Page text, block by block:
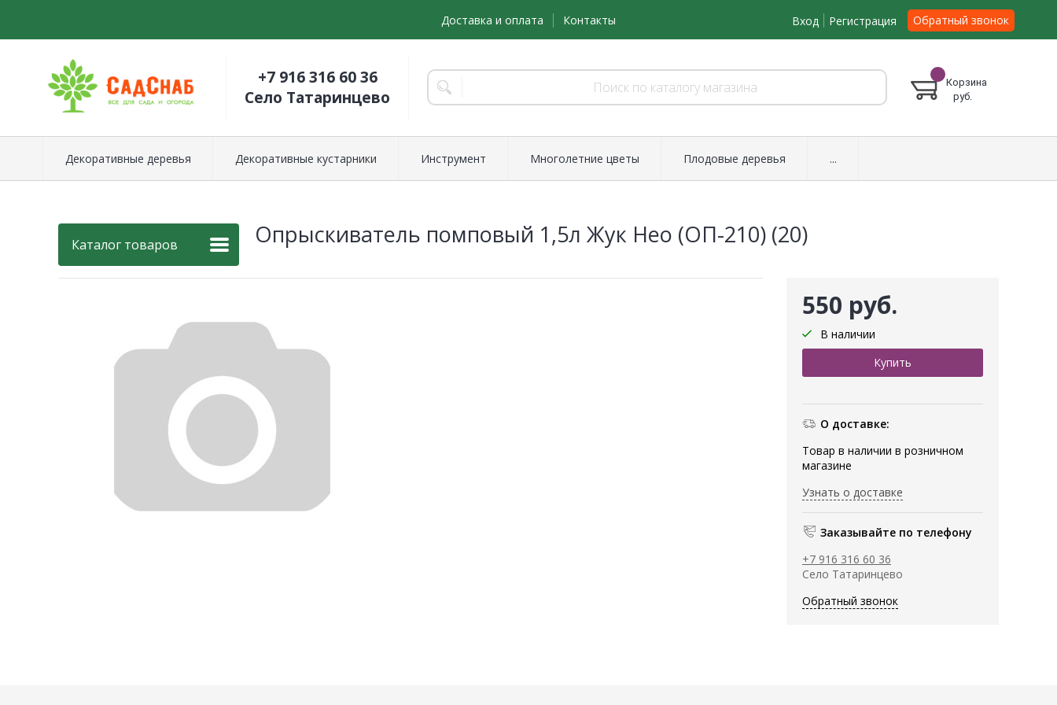
Доставка и оплата Контакты Вход Регистрация Обратный звонок
+7 916 316 60 36
Село Татаринцево
Корзина
руб.
Декоративные деревья Декоративные кустарники Инструмент Многолетние цветы Плодовые деревья ...
Каталог товаров Опрыскиватель помповый 1,5л Жук Нео (ОП-210) (20)
550 руб.
В наличии
О доставке:
Товар в наличии в розничном
магазине
Узнать о доставке
Заказывайте по телефону
+7 916 316 60 36
Село Татаринцево
Обратный звонок